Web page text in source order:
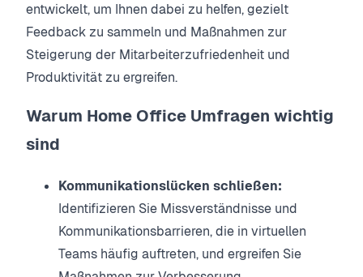
entwickelt, um Ihnen dabei zu helfen, gezielt
Feedback zu sammeln und Maßnahmen zur
Steigerung der Mitarbeiterzufriedenheit und
Produktivität zu ergreifen.
Warum Home Office Umfragen wichtig
sind
Kommunikationslücken schließen:
Identifizieren Sie Missverständnisse und
Kommunikationsbarrieren, die in virtuellen
Teams häufig auftreten, und ergreifen Sie